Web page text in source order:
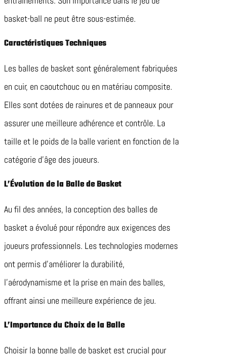
basket-ball ne peut être sous-estimée.
Caractéristiques Techniques
Les balles de basket sont généralement fabriquées
en cuir, en caoutchouc ou en matériau composite.
Elles sont dotées de rainures et de panneaux pour
assurer une meilleure adhérence et contrôle. La
taille et le poids de la balle varient en fonction de la
catégorie d’âge des joueurs.
L’Évolution de la Balle de Basket
Au fil des années, la conception des balles de
basket a évolué pour répondre aux exigences des
joueurs professionnels. Les technologies modernes
ont permis d’améliorer la durabilité,
l’aérodynamisme et la prise en main des balles,
offrant ainsi une meilleure expérience de jeu.
L’Importance du Choix de la Balle
Choisir la bonne balle de basket est crucial pour